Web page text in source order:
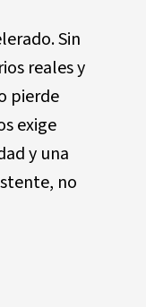
Sin
reales y
pierde
exige
y una
no